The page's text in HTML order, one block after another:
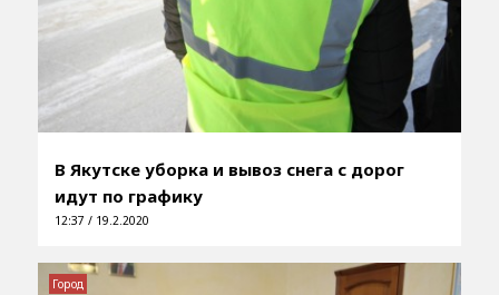
В Якутске уборка и вывоз снега с дорог
идут по графику
12:37 / 19.2.2020
Город